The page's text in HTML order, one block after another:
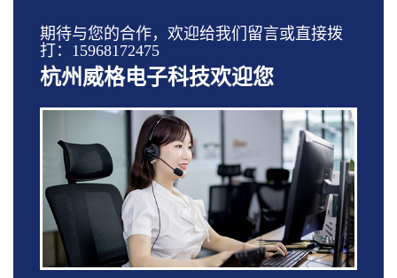
期待与您的合作，欢迎给我们留言或直接拨
打：15968172475
杭州威格电子科技欢迎您